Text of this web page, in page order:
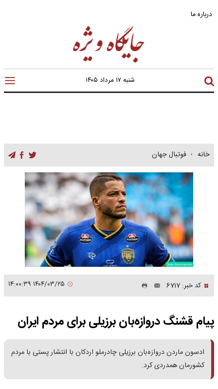
درباره ما
شنبه ۱۷ مرداد ۱۴۰۵
خانه فوتبال جهان
کد خبر: 6717
پیام قشنگ دروازه‌بان برزیلی برای مردم ایران
ادسون ماردن دروازه‌بان برزیلی چادرملو اردکان با انتشار پستی با مردم
کشورمان همدردی کرد.